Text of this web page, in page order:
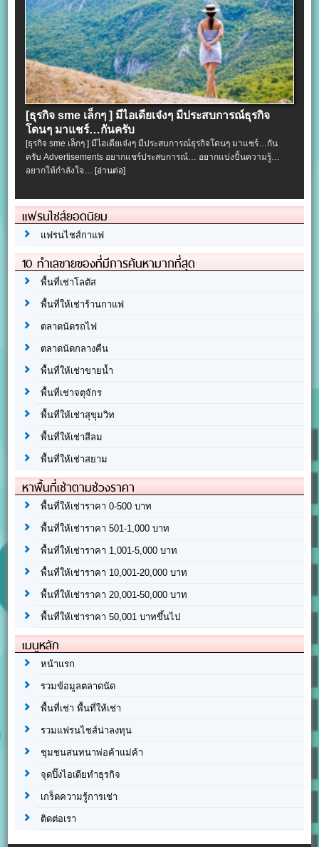
[ธุรกิจ sme เล็กๆ ] มีไอเดียเจ๋งๆ มีประสบการณ์ธุรกิจ
โดนๆ มาแชร์…กันครับ
[ธุรกิจ sme เล็กๆ ] มีไอเดียเจ๋งๆ มีประสบการณ์ธุรกิจโดนๆ มาแชร์…กัน
ครับ Advertisements อยากแชร์ประสบการณ์… อยากแบ่งปั้นความรู้…
อยากให้กำลังใจ…[อ่านต่อ]
แฟรนไชส์ยอดนิยม
แฟรนไชส์กาแฟ
10 ทำเลขายของที่มีการค้นหามากที่สุด
พื้นที่เช่าโลตัส
พื้นที่ให้เช่าร้านกาแฟ
ตลาดนัดรถไฟ
ตลาดนัดกลางคืน
พื้นที่ให้เช่าขายน้ำ
พื้นที่เช่าจตุจักร
พื้นที่ให้เช่าสุขุมวิท
พื้นที่ให้เช่าสีลม
พื้นที่ให้เช่าสยาม
หาพื้นที่เช่าตามช่วงราคา
พื้นที่ให้เช่าราคา 0-500 บาท
พื้นที่ให้เช่าราคา 501-1,000 บาท
พื้นที่ให้เช่าราคา 1,001-5,000 บาท
พื้นที่ให้เช่าราคา 10,001-20,000 บาท
พื้นที่ให้เช่าราคา 20,001-50,000 บาท
พื้นที่ให้เช่าราคา 50,001 บาทขึ้นไป
เมนูหลัก
หน้าแรก
รวมข้อมูลตลาดนัด
พื้นที่เช่า พื้นที่ให้เช่า
รวมแฟรนไชส์น่าลงทุน
ชุมชนสนทนาพ่อค้าแม่ค้า
จุดปิ๊งไอเดียทำธุรกิจ
เกร็ดความรู้การเช่า
ติดต่อเรา